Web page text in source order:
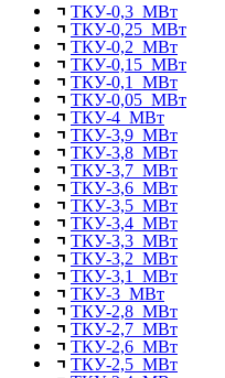
ТКУ-0,3 МВт
ТКУ-0,25 МВт
ТКУ-0,2 МВт
ТКУ-0,15 МВт
ТКУ-0,1 МВт
ТКУ-0,05 МВт
ТКУ-4 МВт
ТКУ-3,9 МВт
ТКУ-3,8 МВт
ТКУ-3,7 МВт
ТКУ-3,6 МВт
ТКУ-3,5 МВт
ТКУ-3,4 МВт
ТКУ-3,3 МВт
ТКУ-3,2 МВт
ТКУ-3,1 МВт
ТКУ-3 МВт
ТКУ-2,8 МВт
ТКУ-2,7 МВт
ТКУ-2,6 МВт
ТКУ-2,5 МВт